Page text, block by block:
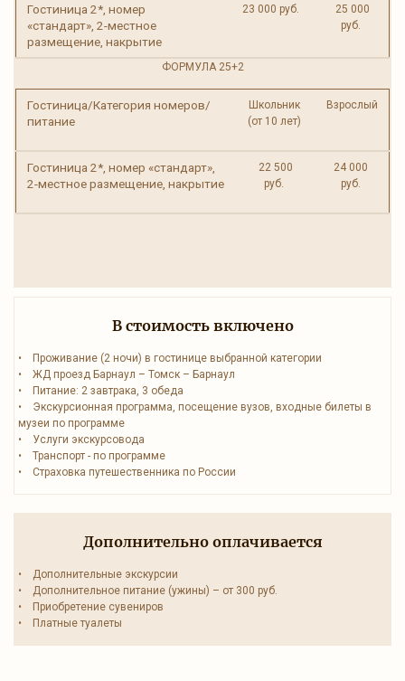
Гостиница 2*, номер
«стандарт», 2-местное
размещение, накрытие
23 000 руб.
25 000
руб.
ФОРМУЛА 25+2
Гостиница/Категория номеров/
питание
Школьник
(от 10 лет)
Взрослый
Гостиница 2*, номер «стандарт»,
2-местное размещение, накрытие
22 500
руб.
24 000
руб.
В стоимость включено
• Проживание (2 ночи) в гостинице выбранной категории
• ЖД проезд Барнаул – Томск – Барнаул
• Питание: 2 завтрака, 3 обеда
• Экскурсионная программа, посещение вузов, входные билеты в
музеи по программе
• Услуги экскурсовода
• Транспорт - по программе
• Страховка путешественника по России
Дополнительно оплачивается
• Дополнительные экскурсии
• Дополнительное питание (ужины) – от 300 руб.
• Приобретение сувениров
• Платные туалеты